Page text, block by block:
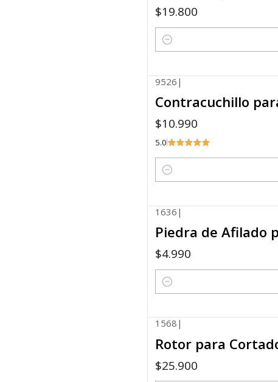
$19.800
Quantity
9526 |
Contracuchillo
$10.990
5.0
Quantity
1636 |
Piedra de Afilado
$4.990
Quantity
1568 |
Rotor para
$25.900